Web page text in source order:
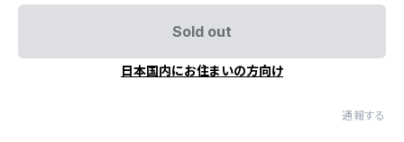
Sold out
日本国内にお住まいの方向け
通報する